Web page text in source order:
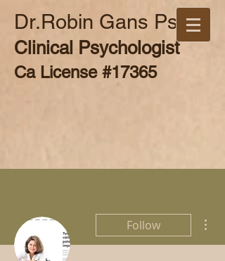
Dr.Robin Gans Psy.D
Clinical Psychologist
Ca License #17365
Follow